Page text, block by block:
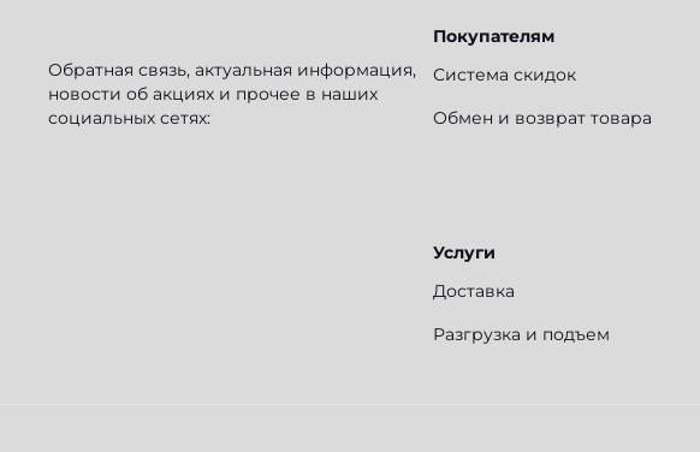
Обратная связь, актуальная информация,
новости об акциях и прочее в наших
социальных сетях:
Покупателям
Система скидок
Обмен и возврат товара
Услуги
Доставка
Разгрузка и подъем